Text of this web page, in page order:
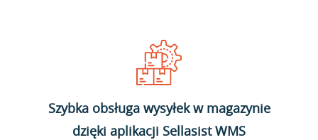
Szybka obsługa wysyłek w magazynie
dzięki aplikacji Sellasist WMS